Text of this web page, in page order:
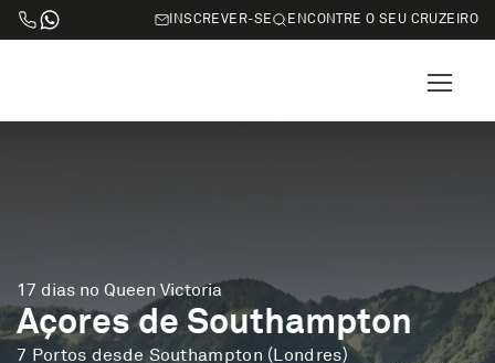
INSCREVER-SE ENCONTRE O SEU CRUZEIRO
17 dias no Queen Victoria
Açores de Southampton
7 Portos desde Southampton (Londres)